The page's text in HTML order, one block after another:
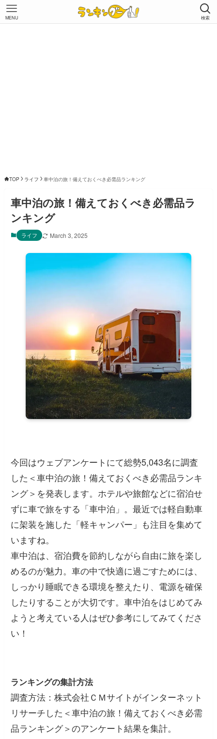
検索
MENU
TOP ライフ 車中泊の旅！備えておくべき必需品ランキング
車中泊の旅！備えておくべき必需品ラ
ンキング
ライフ March 3, 2025
今回はウェブアンケートにて総勢5,043名に調査
した＜車中泊の旅！備えておくべき必需品ランキ
ング＞を発表します。ホテルや旅館などに宿泊せ
ずに車で旅をする「車中泊」。最近では軽自動車
に架装を施した「軽キャンパー」も注目を集めて
いますね。
車中泊は、宿泊費を節約しながら自由に旅を楽し
めるのが魅力。車の中で快適に過ごすためには、
しっかり睡眠できる環境を整えたり、電源を確保
したりすることが大切です。車中泊をはじめてみ
ようと考えている人はぜひ参考にしてみてくださ
い！
ランキングの集計方法
調査方法：株式会社ＣＭサイトがインターネット
リサーチした＜車中泊の旅！備えておくべき必需
品ランキング＞のアンケート結果を集計。